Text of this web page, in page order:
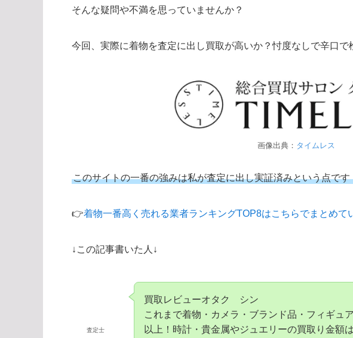
そんな疑問や不満を思っていませんか？
今回、実際に着物を査定に出し買取が高いか？忖度なしで辛口で
画像出典： タイムレス
このサイトの一番の強みは私が査定に出し実証済みという点です
👉着物一番高く売れる業者ランキングTOP8はこちらでまとめて
↓この記事書いた人↓
査定士
買取レビューオタク シン
これまで着物・カメラ・ブランド品・フィギュ
以上！時計・貴金属やジュエリーの買取り金額